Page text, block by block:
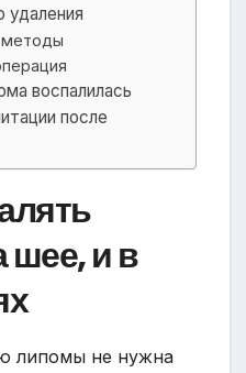
удаления
методы
воспалилась
после
шее, и в
липомы не нужна